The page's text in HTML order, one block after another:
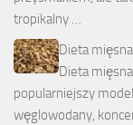
tropikalny …
Dieta
Dieta
popularniejszy
węglowodany,